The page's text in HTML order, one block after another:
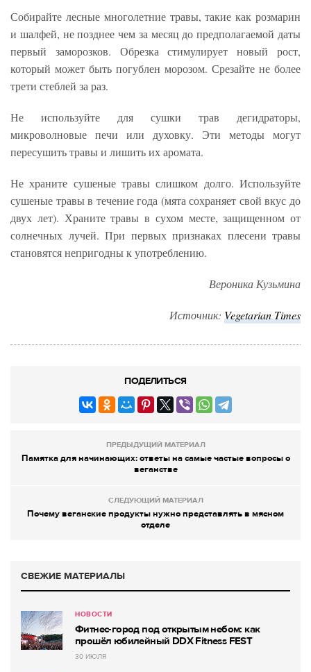
Собирайте лесные многолетние травы, такие как розмарин
и шалфей, не позднее чем за месяц до предполагаемой даты
первый заморозков. Обрезка стимулирует новый рост,
который может быть погублен морозом. Срезайте не более
трети стеблей за раз.
Не используйте для сушки трав дегидраторы,
микроволновые печи или духовку. Эти методы могут
пересушить травы и лишить их аромата.
Не храните сушеные травы слишком долго. Используйте
сушеные травы в течение года (мята сохраняет свой вкус до
двух лет). Храните травы в сухом месте, защищенном от
солнечных лучей. При первых признаках плесени травы
становятся непригодны к употреблению.
Вероника Кузьмина
Источник: Vegetarian Times
ПОДЕЛИТЬСЯ
ПРЕДЫДУЩИЙ МАТЕРИАЛ
Памятка для начинающих: ответы на самые частые вопросы о
веганстве
СЛЕДУЮЩИЙ МАТЕРИАЛ
Почему веганские продукты нужно представлять в мясном
отделе
СВЕЖИЕ МАТЕРИАЛЫ
НОВОСТИ
Фитнес-город под открытым небом: как
прошёл юбилейный DDX Fitness FEST
30 ИЮЛЯ